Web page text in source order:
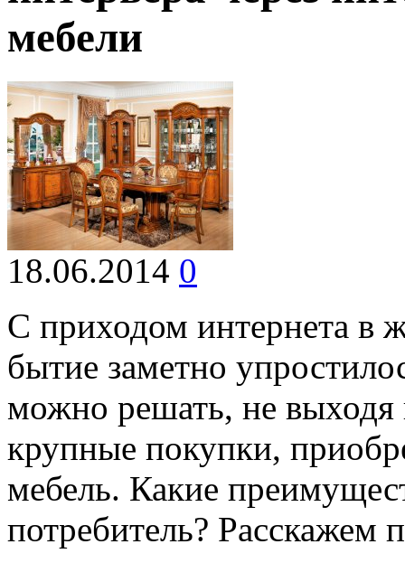
мебели
18.06.2014 0
С приходом интернета в
бытие заметно
можно решать, не выходя
крупные покупки,
мебель. Какие
потребитель? Расскажем